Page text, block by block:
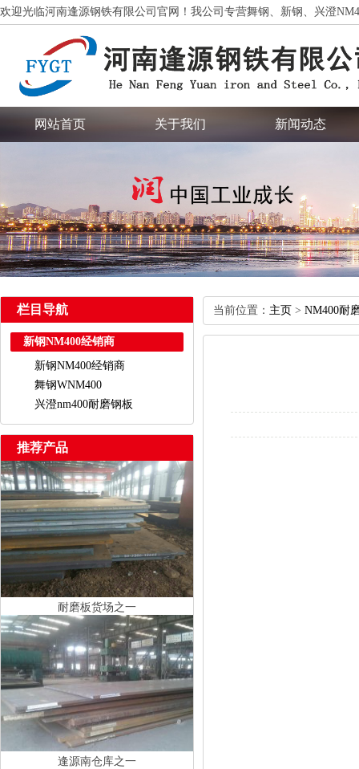
欢迎光临河南逢源钢铁有限公司官网！我公司专营舞钢、新钢、兴澄
网站首页 关于我们 新闻动态
栏目导航
新钢NM400经销商
新钢NM400经销商
舞钢WNM400
兴澄nm400耐磨钢板
推荐产品
耐磨板货场之一
逢源南仓库之一
当前位置： 主页 > NM400耐